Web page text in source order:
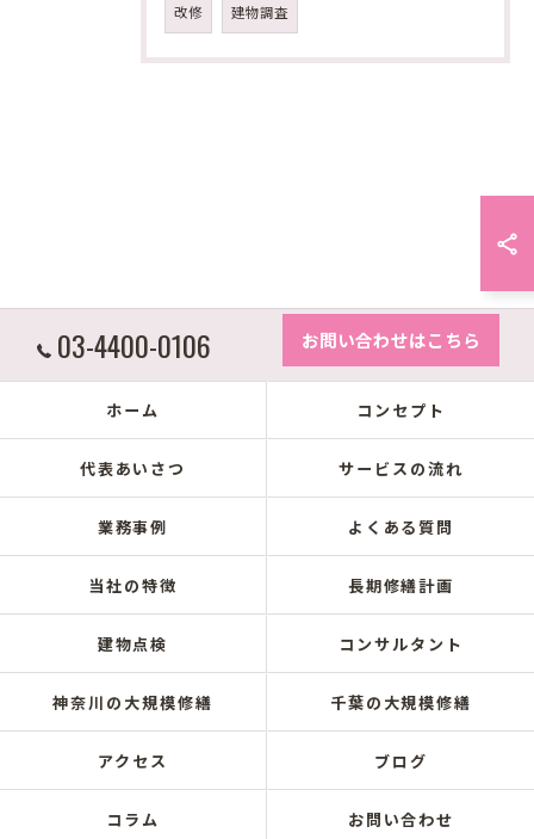
改修 建物調査
03-4400-0106 お問い合わせはこちら
ホーム コンセプト
代表あいさつ サービスの流れ
業務事例 よくある質問
当社の特徴 長期修繕計画
建物点検 コンサルタント
神奈川の大規模修繕 千葉の大規模修繕
アクセス ブログ
コラム お問い合わせ